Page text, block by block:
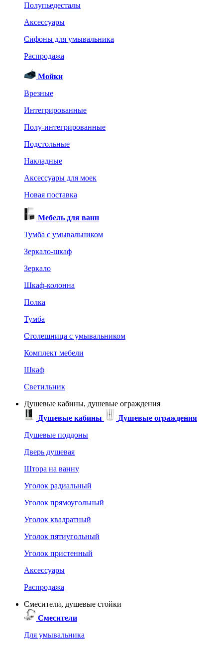
Полупьедесталы
Аксессуары
Сифоны для умывальника
Распродажа
Мойки
Врезные
Интегрированные
Полу-интегрированные
Подстольные
Накладные
Аксессуары для моек
Новая поставка
Мебель для ванн
Тумба с умывальником
Зеркало-шкаф
Зеркало
Шкаф-колонна
Полка
Тумба
Столешница с умывальником
Комплект мебели
Шкаф
Светильник
Душевые кабины, душевые ограждения
Душевые кабины
Душевые ограждения
Душевые поддоны
Дверь душевая
Штора на ванну
Уголок радиальный
Уголок прямоугольный
Уголок квадратный
Уголок пятиугольный
Уголок пристенный
Аксессуары
Распродажа
Смесители, душевые стойки
Смесители
Для умывальника